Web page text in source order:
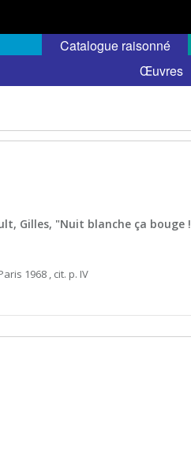
Catalogue raisonné
Œuvres
Gilles, "Nuit blanche ça
1968 , cit. p. IV